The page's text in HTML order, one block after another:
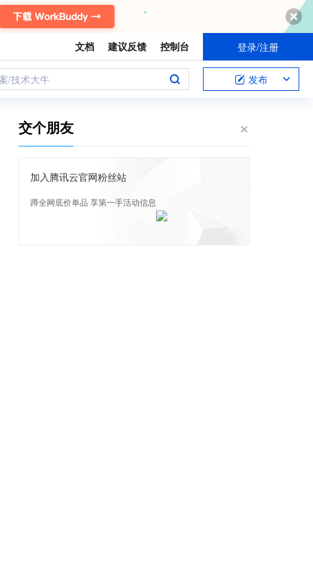
文档 建议反馈 控制台 登录/注册
/技术大牛 发布
交个朋友
加入腾讯云官网粉丝站
蹲全网底价单品 享第一手活动信息